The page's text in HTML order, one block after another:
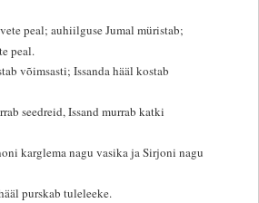
peal; auhiilguse Jumal müristab;
peal.
võimsasti; Issanda hääl kostab
seedreid, Issand murrab katki
karglema nagu vasika ja Sirjoni nagu
purskab tuleleeke.